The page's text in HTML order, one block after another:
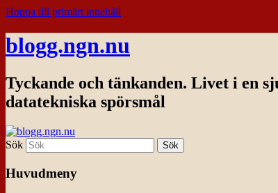
Hoppa till primärt innehåll
blogg.ngn.nu
Tyckande och tänkanden. Livet i en
datatekniska spörsmål
Sök
Huvudmeny